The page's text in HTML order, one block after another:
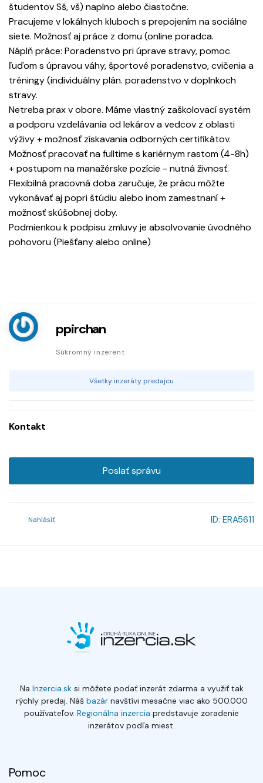
študentov Sš, vš) naplno alebo čiastočne.
Pracujeme v lokálnych kluboch s prepojením na sociálne
siete. Možnosť aj práce z domu (online poradca.
Náplň práce: Poradenstvo pri úprave stravy, pomoc
ľuďom s úpravou váhy, športové poradenstvo, cvičenia a
tréningy (individuálny plán. poradenstvo v doplnkoch
stravy.
Netreba prax v obore. Máme vlastný zaškolovací systém
a podporu vzdelávania od lekárov a vedcov z oblasti
výživy + možnosť získavania odborných certifikátov.
Možnosť pracovať na fulltime s kariérnym rastom (4-8h)
+ postupom na manažérske pozície - nutná živnosť.
Flexibilná pracovná doba zaručuje, že prácu môžte
vykonávať aj popri štúdiu alebo inom zamestnaní +
možnosť skúšobnej doby.
Podmienkou k podpisu zmluvy je absolvovanie úvodného
pohovoru (Piešťany alebo online)
ppirchan
Súkromný inzerent
Všetky inzeráty predajcu
Kontakt
Poslať správu
Nahlásiť ID: ERA5611
Na Inzercia.sksi môžete podať inzerát zdarma a využiť tak
rýchly predaj. Náš bazárnavštívi mesačne viac ako 500.000
používateľov. Regionálna inzercia predstavuje zoradenie
inzerátov podľa miest.
Pomoc